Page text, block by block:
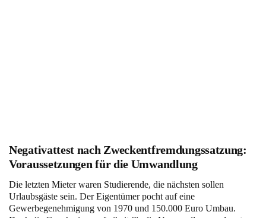
Negativattest nach Zweckentfremdungssatzung:
Voraussetzungen für die Umwandlung
Die letzten Mieter waren Studierende, die nächsten sollen
Urlaubsgäste sein. Der Eigentümer pocht auf eine
Gewerbegenehmigung von 1970 und 150.000 Euro Umbau.